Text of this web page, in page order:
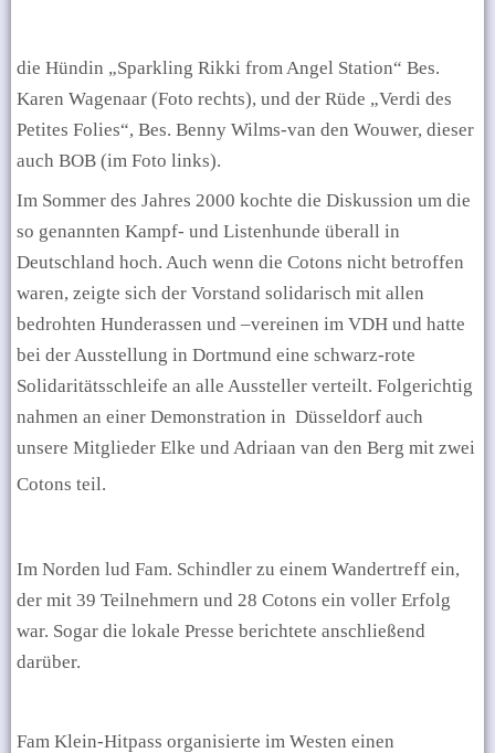
die Hündin „Sparkling Rikki from Angel Station“ Bes.
Karen Wagenaar (Foto rechts), und der Rüde „Verdi des
Petites Folies“, Bes. Benny Wilms-van den Wouwer, dieser
auch BOB (im Foto links).
Im Sommer des Jahres 2000 kochte die Diskussion um die
so genannten Kampf- und Listenhunde überall in
Deutschland hoch. Auch wenn die Cotons nicht betroffen
waren, zeigte sich der Vorstand solidarisch mit allen
bedrohten Hunderassen und –vereinen im VDH und hatte
bei der Ausstellung in Dortmund eine schwarz-rote
Solidaritätsschleife an alle Aussteller verteilt. Folgerichtig
nahmen an einer Demonstration in Düsseldorf auch
unsere Mitglieder Elke und Adriaan van den Berg mit zwei
Cotons teil.
Im Norden lud Fam. Schindler zu einem Wandertreff ein,
der mit 39 Teilnehmern und 28 Cotons ein voller Erfolg
war. Sogar die lokale Presse berichtete anschließend
darüber.
Fam Klein-Hitpass organisierte im Westen einen